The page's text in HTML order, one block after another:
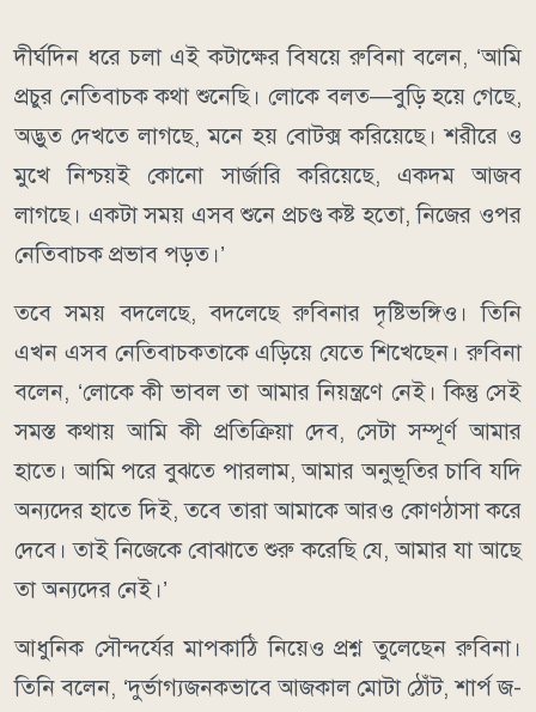
দীর্ঘদিন ধরে চলা এই কটাক্ষের বিষয়ে রুবিনা বলেন, ‘আমি
প্রচুর নেতিবাচক কথা শুনেছি। লোকে বলত—বুড়ি হয়ে গেছে,
অদ্ভুত দেখতে লাগছে, মনে হয় বোটক্স করিয়েছে। শরীরে ও
মুখে নিশ্চয়ই কোনো সার্জারি করিয়েছে, একদম আজব
লাগছে। একটা সময় এসব শুনে প্রচণ্ড কষ্ট হতো, নিজের ওপর
নেতিবাচক প্রভাব পড়ত।’
তবে সময় বদলেছে, বদলেছে রুবিনার দৃষ্টিভঙ্গিও। তিনি
এখন এসব নেতিবাচকতাকে এড়িয়ে যেতে শিখেছেন। রুবিনা
বলেন, ‘লোকে কী ভাবল তা আমার নিয়ন্ত্রণে নেই। কিন্তু সেই
সমস্ত কথায় আমি কী প্রতিক্রিয়া দেব, সেটা সম্পূর্ণ আমার
হাতে। আমি পরে বুঝতে পারলাম, আমার অনুভূতির চাবি যদি
অন্যদের হাতে দিই, তবে তারা আমাকে আরও কোণঠাসা করে
দেবে। তাই নিজেকে বোঝাতে শুরু করেছি যে, আমার যা আছে
তা অন্যদের নেই।’
আধুনিক সৌন্দর্যের মাপকাঠি নিয়েও প্রশ্ন তুলেছেন রুবিনা।
তিনি বলেন, ‘দুর্ভাগ্যজনকভাবে আজকাল মোটা ঠোঁট, শার্প জ-